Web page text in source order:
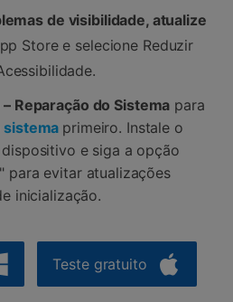
de visibilidade, atualize
Store e selecione Reduzir
– Reparação do Sistema para
sistema primeiro. Instale o
e siga a opção
para evitar atualizações
inicialização.
Teste gratuito